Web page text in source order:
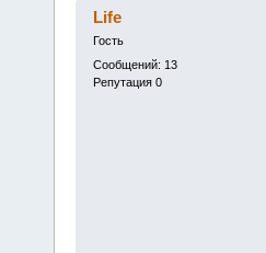
Life
Гость
Сообщений: 13
Репутация 0